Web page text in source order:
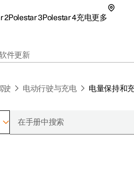
2Polestar 3Polestar 4充电更多
件更新
驶 电动行驶与充电 电量保持和